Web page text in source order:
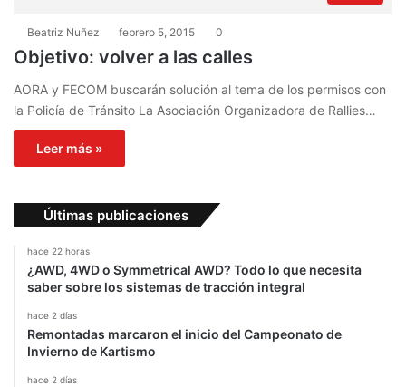
Beatriz Nuñez febrero 5, 2015 0
Objetivo: volver a las calles
AORA y FECOM buscarán solución al tema de los permisos con
la Policía de Tránsito La Asociación Organizadora de Rallies…
Leer más »
Últimas publicaciones
hace 22 horas
¿AWD, 4WD o Symmetrical AWD? Todo lo que necesita
saber sobre los sistemas de tracción integral
hace 2 días
Remontadas marcaron el inicio del Campeonato de
Invierno de Kartismo
hace 2 días